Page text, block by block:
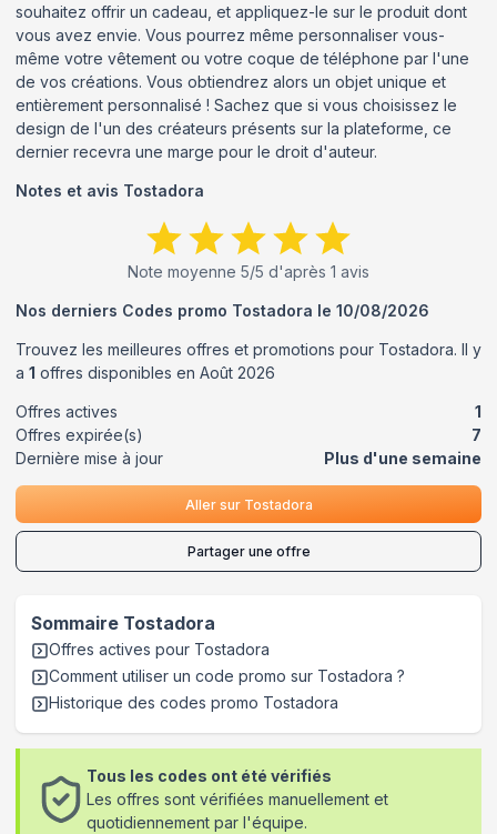
souhaitez offrir un cadeau, et appliquez-le sur le produit dont
vous avez envie. Vous pourrez même personnaliser vous-
même votre vêtement ou votre coque de téléphone par l'une
de vos créations. Vous obtiendrez alors un objet unique et
entièrement personnalisé ! Sachez que si vous choisissez le
design de l'un des créateurs présents sur la plateforme, ce
dernier recevra une marge pour le droit d'auteur.
Notes et avis Tostadora
Note moyenne 5/5 d'après 1 avis
Nos derniers Codes promo Tostadora le 10/08/2026
Trouvez les meilleures offres et promotions pour Tostadora. Il y
a 1 offres disponibles en Août 2026
Offres actives
1
Offres expirée(s)
7
Dernière mise à jour
Plus d'une semaine
Aller sur Tostadora
Partager une offre
Sommaire Tostadora
Offres actives pour Tostadora
Comment utiliser un code promo sur Tostadora ?
Historique des codes promo Tostadora
Tous les codes ont été vérifiés
Les offres sont vérifiées manuellement et
quotidiennement par l'équipe.